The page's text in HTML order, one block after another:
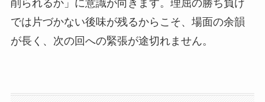
削られるか」に意識が向きます。理屈の勝ち負け
では片づかない後味が残るからこそ、場面の余韻
が長く、次の回への緊張が途切れません。